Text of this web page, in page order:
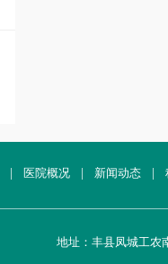
医院概况 新闻动态
地址：丰县凤城工